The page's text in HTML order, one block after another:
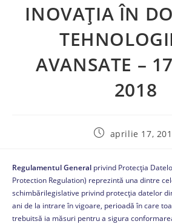
INOVAȚIA ÎN
AVANSATE –
2018
aprilie 17,
Regulamentul General privind Protecția
Protection Regulation) reprezintă una dintre
schimbărilegislative privind protecția datelor
ani de la intrare în vigoare, perioadă în care
trebuitsă ia măsuri pentru a sigura